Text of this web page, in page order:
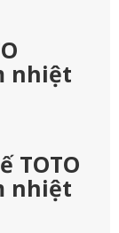
nhiệt
TOTO
nhiệt